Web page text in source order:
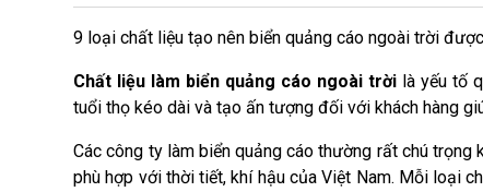
9 loại chất liệu tạo nên biển quảng cáo ngoài trời
Chất liệu làm biển quảng cáo ngoài trời là yếu tố
tuổi thọ kéo dài và tạo ấn tượng đối với khách hàng
Các công ty làm biển quảng cáo thường rất chú
phù hợp với thời tiết, khí hậu của Việt Nam. Mỗi loại